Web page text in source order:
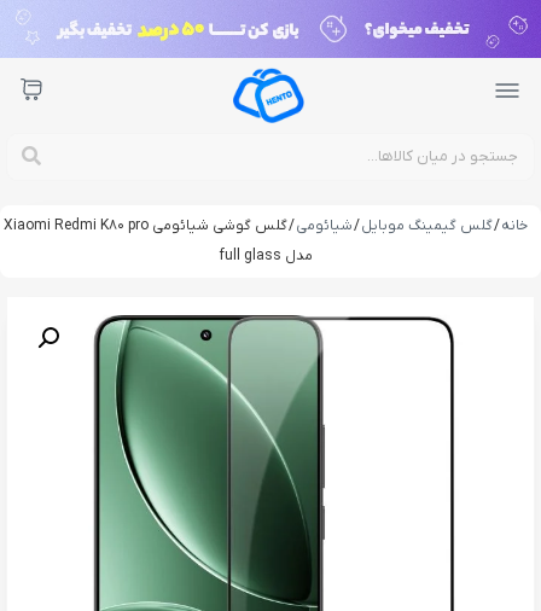
خانه/گلس گیمینگ موبایل/شیائومی
/ گلس گوشی شیائومی Xiaomi Redmi K80 pro
مدل full glass